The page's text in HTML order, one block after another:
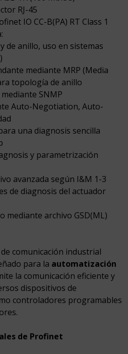
RJ-45
IO CC-B(PA) RT Class 1
de anillo, uso en sistemas
mediante MRP (Media
topología de anillo
SNMP
Auto-Negotiation, Auto-
una diagnosis sencilla
y parametrización
avanzada según I&M 1-3
de diagnosis del actuador
mediante archivo GSD(ML)
comunicación industrial
para la automatización
la comunicación eficiente y
dispositivos de
controladores programables
de Profinet